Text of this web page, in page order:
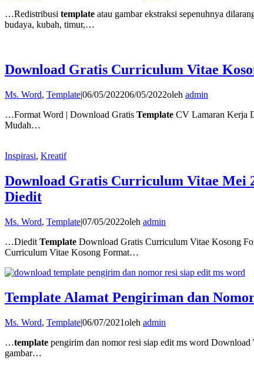
…Redistribusi template atau gambar ekstraksi sepenuhnya
budaya, kubah, timur,…
Download Gratis Curriculum Vitae
Ms. Word, Template|06/05/202206/05/2022oleh admin
…Format Word | Download Gratis Template CV Lamaran Kerja
Mudah…
Inspirasi, Kreatif
Download Gratis Curriculum Vitae Mei
Diedit
Ms. Word, Template|07/05/2022oleh admin
…Diedit Template Download Gratis Curriculum Vitae Kosong
Curriculum Vitae Kosong Format…
Template Alamat Pengiriman dan
Ms. Word, Template|06/07/2021oleh admin
…template pengirim dan nomor resi siap edit ms word Download
gambar…